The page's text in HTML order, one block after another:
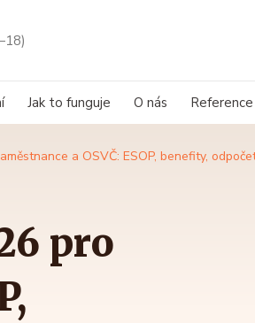
Jak to funguje O nás Reference
a OSVČ: ESOP, benefity,
pro